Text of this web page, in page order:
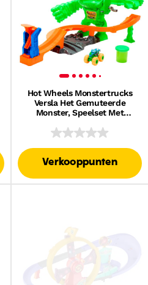
Hot Wheels Monstertrucks
Versla Het Gemuteerde
Monster, Speelset Met
Verkooppunten